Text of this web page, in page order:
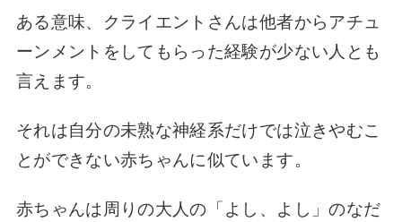
ある意味、クライエントさんは他者からアチュ
ーンメントをしてもらった経験が少ない人とも
言えます。
それは自分の未熟な神経系だけでは泣きやむこ
とができない赤ちゃんに似ています。
赤ちゃんは周りの大人の「よし、よし」のなだ